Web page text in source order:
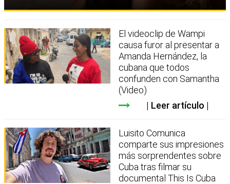
El videoclip de Wampi
causa furor al presentar a
Amanda Hernández, la
cubana que todos
confunden con Samantha
(Video)
Leer artículo
Luisito Comunica
comparte sus impresiones
más sorprendentes sobre
Cuba tras filmar su
documental This Is Cuba